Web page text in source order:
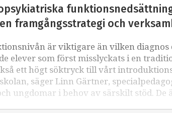
framgångsstrategi och
är viktigare än vilken
elever som först misslyckats i en
ett högt söktryck till vårt
säger Linn Gärtner,
ungdomar i behov av särskilt stöd. De